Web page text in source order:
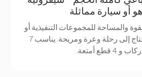
أو سيارة مماثلة
والمساحة للمجموعات التنفيذية أو
العائلات التي تحتاج إلى رحلة وعرة ومريحة. يناسب 7
ركاب و 4 قطع أمتعة.